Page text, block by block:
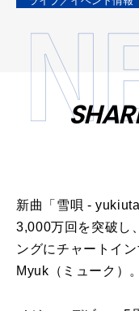
新曲「雪唄 -
3,000万回を突破し
ングにチャートイ
Myuk（ミューク）。